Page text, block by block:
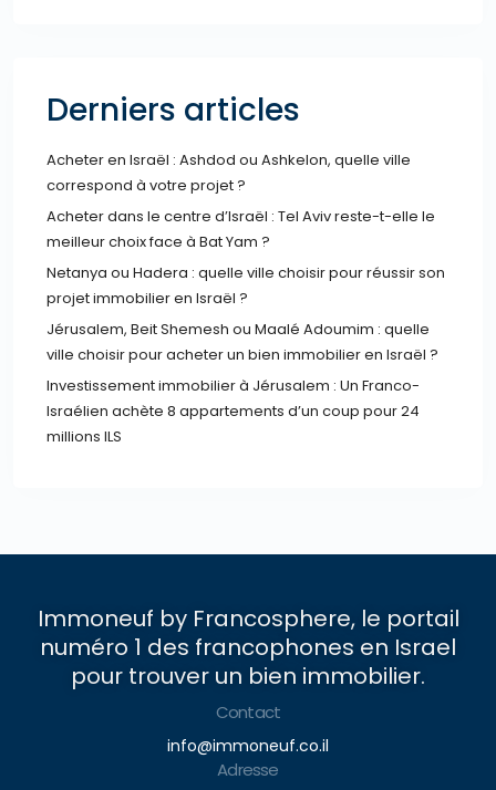
Derniers articles
Acheter en Israël : Ashdod ou Ashkelon, quelle ville
correspond à votre projet ?
Acheter dans le centre d’Israël : Tel Aviv reste-t-elle le
meilleur choix face à Bat Yam ?
Netanya ou Hadera : quelle ville choisir pour réussir son
projet immobilier en Israël ?
Jérusalem, Beit Shemesh ou Maalé Adoumim : quelle
ville choisir pour acheter un bien immobilier en Israël ?
Investissement immobilier à Jérusalem : Un Franco-
Israélien achète 8 appartements d’un coup pour 24
millions ILS
Immoneuf by Francosphere, le portail
numéro 1 des francophones en Israel
pour trouver un bien immobilier.
Contact
info@immoneuf.co.il
Adresse